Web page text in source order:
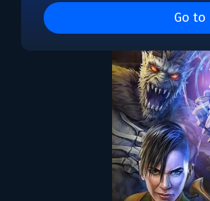
Go
Gloomhaven